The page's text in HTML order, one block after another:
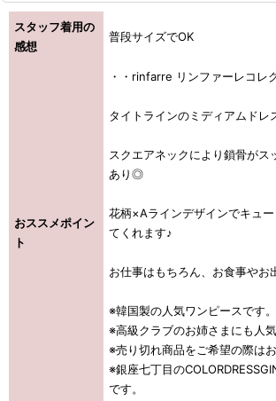
スタッフ着用の
感想
普段サイズでOK
おススメポイン
ト
・・rinfarre リンファーレコレ
タイトラインのミディアムドレ
スクエアネックにより鎖骨がス
あり◎
花柄×Aラインデザインでキュ
てくれます♪
お仕事はもちろん、お食事やお
※韓国製の人気ワンピースです。
※高級クラブのお姉さまにも人
※売り切れ商品をご希望の際は
※銀座七丁目の
です。